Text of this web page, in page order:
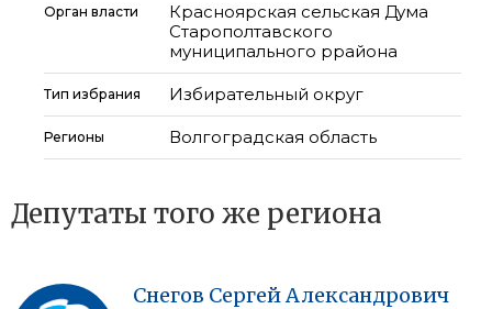
Орган власти
Красноярская сельская Дума
Старополтавского
муниципального ррайона
Тип избрания Избирательный округ
Регионы Волгоградская область
Депутаты того же региона
Снегов СергейАлександрович